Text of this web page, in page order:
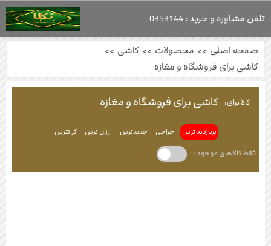
صفحه اصلی >> محصولات >> کاشی >>
کاشی برای فروشگاه و مغازه
کالا برای: کاشی برای فروشگاه و مغازه
پربازدید ترین حراجی جدیدترین ارزان ترین گرانترین
فقط کالاهای موجود :
تلفن مشاوره و خرید : 0353144